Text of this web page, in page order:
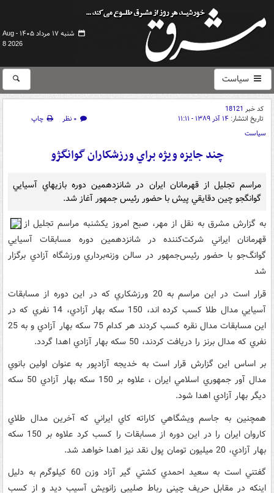
شنبه ۱۷ مرداد ۱۴۰۵ -
Aug
8 2026
سیاست
کد خبر 18121
تاریخ انتشار: ۱۴ آذر ۱۳۸۹ - ۱۱:۱۱ ۰ نظر
چاپ
سیاست
چند جايزه ويژه براي ورزشکاران گوانگژو
مراسم تجليل از قهرمانان ايران در شانزدهمين دوره بازيهاي آسيايي
گوانگجو چين دقايقي پيش با حضور رئيس جمهور آغاز شد.
به گزارش مشرق به نقل از مهر، صبح امروز يکشنبه مراسم تجليل از
قهرمانان ايراني شرکت‌کننده در شانزدهمين دوره مسابقات آسيايي
گوانگ‌جو با حضور رئيس‌جمهور در سالن وزنه‌برداري ورزشگاه آزادي برگزار
شد
قرار است در اين مراسم به 20 ورزشکاري که در اين دوره از مسابقات
آسيايي مدال طلا کسب کرده اند، 150 سکه بهار آزادي، 14 نفري که در
اين مسابقات مدال نقره کسب کردند هر کدام 75 سکه بهار آزادي و به 25
نفري که مدال برنز را دريافت کردند، 50 سکه بهار آزادي اهدا گردد.
بر اساس اين گزارش قرار است به خديجه آزادپور به عنوان اولين بانوي
مدال آور جمهوري اسلامي ايران ، علاوه بر 150 سکه بهار آزادي 50 سکه
ديگر بهار آزادي اهدا شود.
همچنين به جاسم ويشگاهي کاراته کاي ايراني که آخرين مدال طلاي
کاروان ايران را در اين دوره از مسابقات را کسب کرد علاوه بر 150 سکه
بهار آزادي، 20 ميليون تومان پول نقد نيز اهدا خواهد شد.
گفتني است به سعيد احمدي کشتي گير آزاد وزن 60 کيلوگرم به دليل
اينکه در مقابل حريف چيني رباط صليبي زانويش آسيب ديد و از کسب